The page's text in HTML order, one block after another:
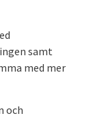
samt
med mer
och